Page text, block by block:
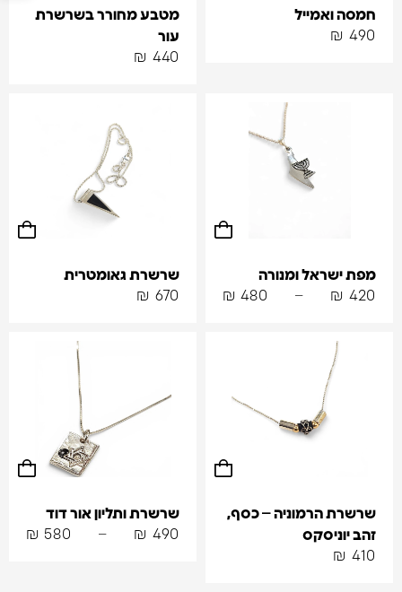
חמסה ואמייל
₪ 490
מטבע מחורר בשרשרת
עור
₪ 440
מפת ישראל ומנורה
₪ 420
–
₪ 480
שרשרת גאומטרית
₪ 670
שרשרת הרמוניה – כסף,
זהב יוניסקס
₪ 410
שרשרת ותליון אור דוד
₪ 490
–
₪ 580